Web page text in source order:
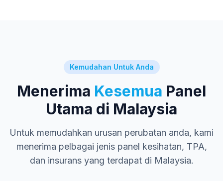
Kemudahan Untuk Anda
Menerima Kesemua Panel
Utama di Malaysia
Untuk memudahkan urusan perubatan anda, kami
menerima pelbagai jenis panel kesihatan, TPA,
dan insurans yang terdapat di Malaysia.